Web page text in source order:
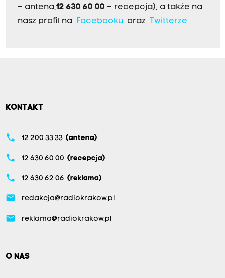
– antena,12 630 60 00 – recepcja), a także na
nasz profil na Facebookuoraz Twitterze
KONTAKT
phone 12 200 33 33 (antena)
phone 12 630 60 00 (recepcja)
phone 12 630 62 06 (reklama)
email redakcja@radiokrakow.pl
email reklama@radiokrakow.pl
O NAS